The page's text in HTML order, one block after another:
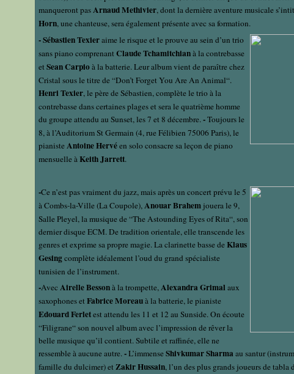
manqueront pasArnaud Methivier, dont la dernière aventure musicale
Horn, une chanteuse, sera également présente avec sa formation.
-Sébastien Texieraime le risque et le prouve au sein d’un trio
sans piano comprenant Claude Tchamitchianà la contrebasse
et Sean Carpioà la batterie. Leur album vient de paraître chez
Cristal sous le titre de “Don’t Forget You Are An Animal“.
Henri Texier, le père de Sébastien, complète le trio à la
contrebasse dans certaines plages et sera le quatrième homme
du groupe attendu au Sunset, les 7 et 8 décembre.-Toujours le
8, à l’Auditorium St Germain (4, rue Félibien 75006 Paris), le
pianiste Antoine Hervéen solo consacre sa leçon de piano
mensuelle àKeith Jarrett.
-Ce n’est pas vraiment du jazz, mais après un concert prévu le 5
à Combs-la-Ville (La Coupole),Anouar Brahem jouera le 9,
Salle Pleyel, la musique de “The Astounding Eyes of Rita“, son
dernier disque ECM. De tradition orientale, elle transcende les
genres et exprime sa propre magie. La clarinette basse de Klaus
Gesingcomplète idéalement l’oud du grand spécialiste
tunisien de l’instrument.
-Avec Airelle Bessonà la trompette,Alexandra Grimal aux
saxophones et Fabrice Moreauà la batterie, le pianiste
Edouard Ferletest attendu les 11 et 12 au Sunside. On écoute
“Filigrane“ son nouvel album avec l’impression de rêver la
belle musique qu’il contient. Subtile et raffinée, elle ne
ressemble à aucune autre.-L’immense Shivkumar Sharma au santur
famille du dulcimer) et Zakir Hussain, l’un des plus grands joueurs de tabla